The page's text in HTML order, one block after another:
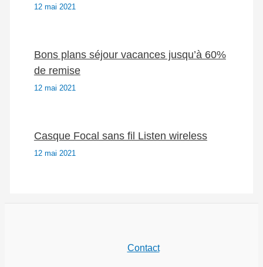
12 mai 2021
Bons plans séjour vacances jusqu’à 60%
de remise
12 mai 2021
Casque Focal sans fil Listen wireless
12 mai 2021
Contact